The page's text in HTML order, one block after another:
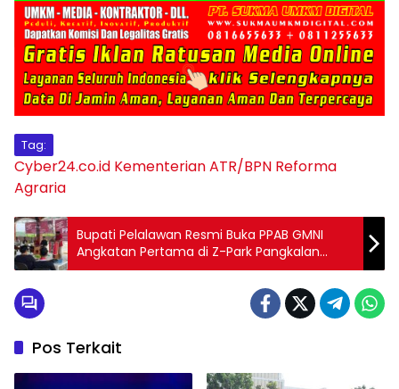
Tag:
Cyber24.co.id Kementerian ATR/BPN Reforma
Agraria
Bupati Pelalawan Resmi Buka PPAB GMNI
Angkatan Pertama di Z-Park Pangkalan
Kerinci
Pos Terkait